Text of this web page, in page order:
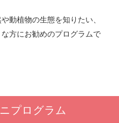
動植物の生態を知りたい、
方にお勧めのプログラムで
プログラム